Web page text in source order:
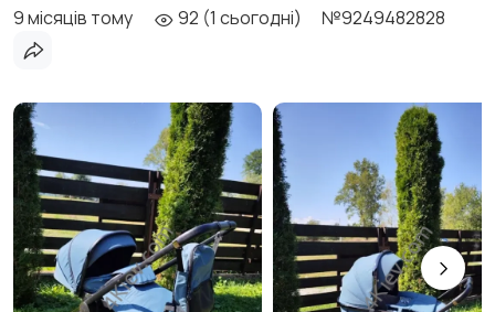
9 місяців тому 92 (1 сьогодні) №9249482828